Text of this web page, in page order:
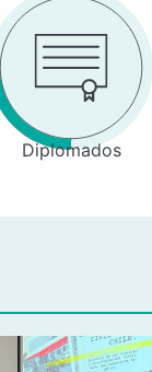
Diplomados